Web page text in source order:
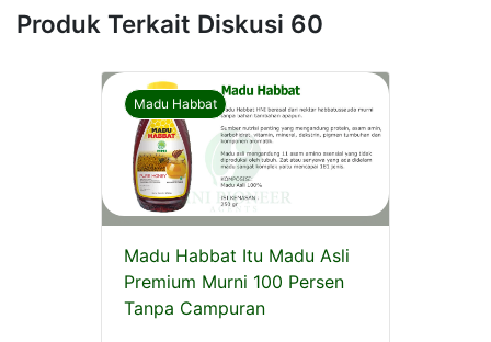
Produk Terkait Diskusi 60
Madu Habbat
Madu Habbat Itu Madu Asli
Premium Murni 100 Persen
Tanpa Campuran